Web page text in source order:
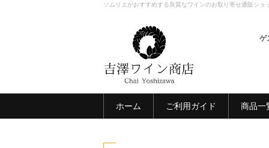
ソムリエがおすすめする良質なワインのお取り寄せ通販シ
ゲ
ホーム ご利用ガイド 商品一